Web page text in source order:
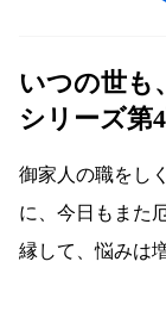
いつの世
シリーズ第
御家人の職をし
に、今日もまた
縁して、悩みは